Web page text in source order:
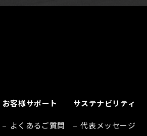
お客様サポート
よくあるご質問
サステナビリティ
代表メッセージ